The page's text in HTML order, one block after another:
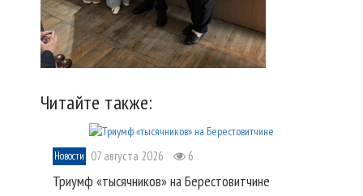
Читайте также:
Новости 07 августа 2026 6
Триумф «тысячников» на Берестовитчине